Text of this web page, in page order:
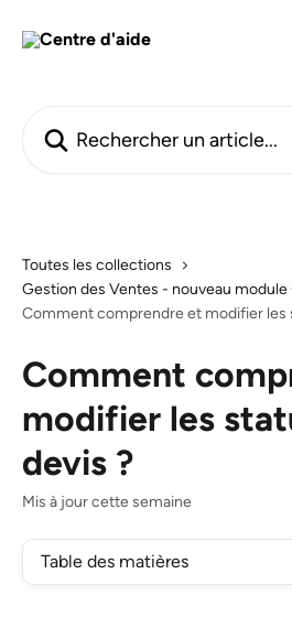
Toutes les collections
Gestion des Ventes - nouveau module
Comment comprendre et modifier les
Comment
modifier les
devis ?
Mis à jour cette semaine
Table des matières